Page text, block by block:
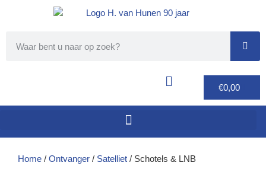
€0,00
Home / Ontvanger / Satelliet / Schotels & LNB